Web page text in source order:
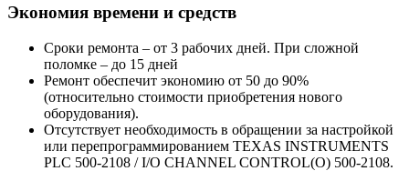
Экономия времени и средств
Сроки ремонта – от 3 рабочих дней. При сложной
поломке – до 15 дней
Ремонт обеспечит экономию от 50 до 90%
(относительно стоимости приобретения нового
оборудования).
Отсутствует необходимость в обращении за настройкой
или перепрограммированием TEXAS INSTRUMENTS
PLC 500-2108 / I/O CHANNEL CONTROL(O) 500-2108.